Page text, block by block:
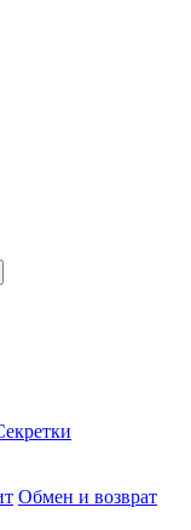
Обмен и возврат